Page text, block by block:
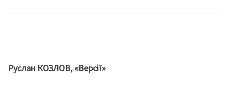
Руслан КОЗЛОВ, «Версії»